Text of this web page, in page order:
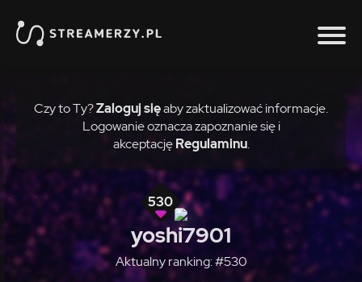
Czy to Ty?Zaloguj sięaby zaktualizować informacje.
Logowanie oznacza zapoznanie się i
akceptację Regulaminu.
530
yoshi7901
Aktualny ranking: #530